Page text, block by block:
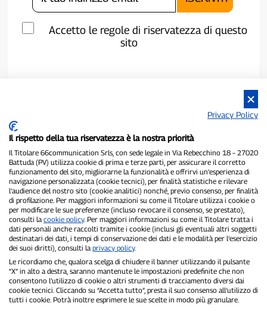
Accetto le regole di riservatezza di questo
sito
P300.it è una Testata Giornalistica indipendente
Registrazione numero 1/2021 del 1/2/2021 - Tribunale di Pavia
Proprietario ed editore:66communication Srls- P.IVA
02798890188
Direttore Responsabile:Alessandro Secchi- Vicedirettore:Federico
Benedusi
Privacy Policy-Cookie Policy
"Se è successo davvero, lo trovi su P300.it"
Copyright © P300.it 2012-2026
Privacy Policy
Il rispetto della tua riservatezza è la nostra priorità
Il Titolare 66communication Srls, con sede legale in Via Rebecchino 18 – 27020
Battuda (PV) utilizza cookie di prima e terze parti, per assicurare il corretto
funzionamento del sito, migliorarne la funzionalità e offrirvi un’esperienza di
navigazione personalizzata (cookie tecnici), per finalità statistiche e rilevare
l’audience del nostro sito (cookie analitici) nonché, previo consenso, per finalità
di profilazione. Per maggiori informazioni su come il Titolare utilizza i cookie o
per modificare le sue preferenze (incluso revocare il consenso, se prestato),
consulti la cookie policy. Per maggiori informazioni su come il Titolare tratta i
dati personali anche raccolti tramite i cookie (inclusi gli eventuali altri soggetti
destinatari dei dati, i tempi di conservazione dei dati e le modalità per l’esercizio
dei suoi diritti), consulti la privacy policy.
Le ricordiamo che, qualora scelga di chiudere il banner utilizzando il pulsante
“X” in alto a destra, saranno mantenute le impostazioni predefinite che non
consentono l’utilizzo di cookie o altri strumenti di tracciamento diversi dai
cookie tecnici. Cliccando su “Accetta tutto”, presta il suo consenso all’utilizzo di
tutti i cookie. Potrà inoltre esprimere le sue scelte in modo più granulare.